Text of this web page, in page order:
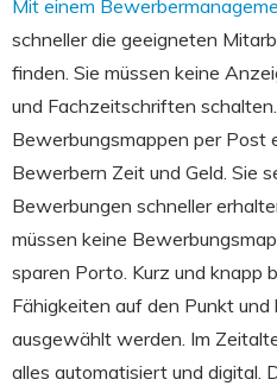
Mit einem
schneller die geeigneten
finden. Sie müssen keine
und Fachzeitschriften
Bewerbungsmappen per Post
Bewerbern Zeit und Geld. Sie
Bewerbungen schneller
müssen keine
sparen Porto. Kurz und knapp
Fähigkeiten auf den Punkt und
ausgewählt werden. Im
alles automatisiert und digital.